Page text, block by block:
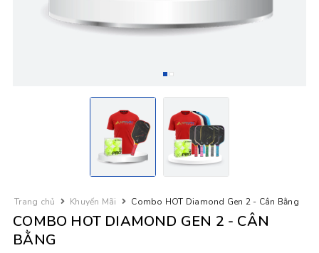
Trang chủ Khuyến Mãi Combo HOT Diamond Gen 2 - Cân Bằng
COMBO HOT DIAMOND GEN 2 - CÂN
BẰNG